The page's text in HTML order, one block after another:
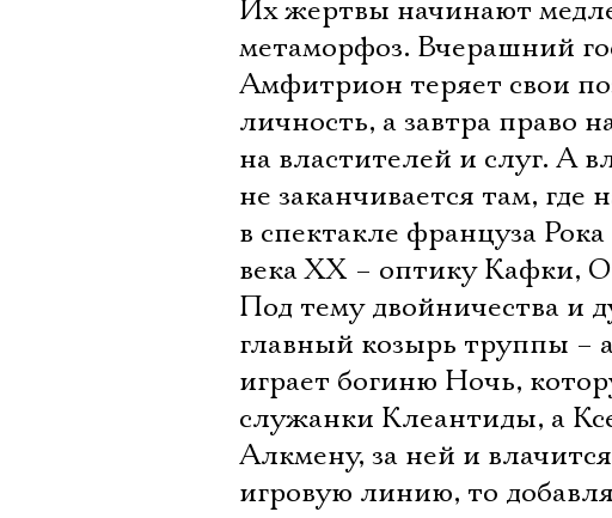
Их жертвы начинают
метаморфоз. Вчерашний
Амфитрион теряет свои
личность, а завтра право
на властителей и слуг. А
не заканчивается там,
в спектакле француза
века ХХ – оптику Кафки,
Под тему двойничества и
главный козырь труппы –
играет богиню Ночь,
служанки Клеантиды, а
Алкмену, за ней и
игровую линию, то